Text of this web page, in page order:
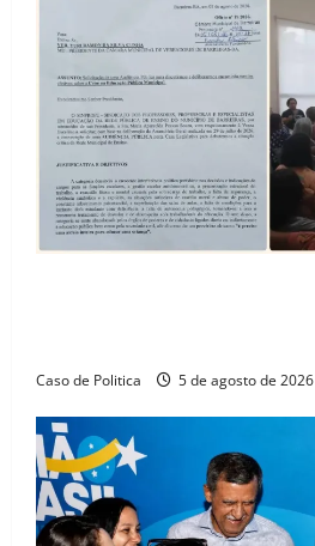
Caso de Politica 5 de agosto de 2026